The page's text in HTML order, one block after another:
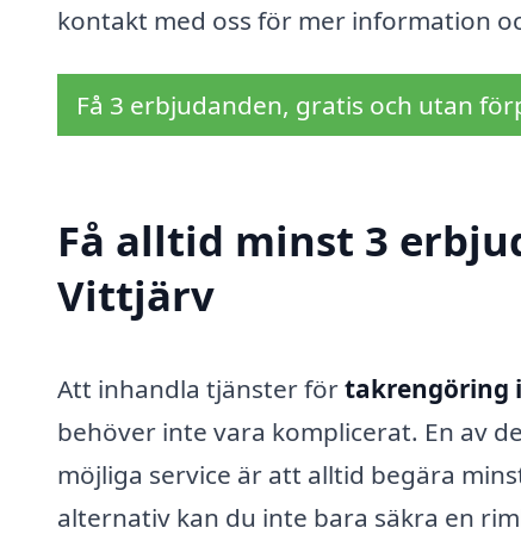
kontakt med oss för mer information
Få 3 erbjudanden, gratis och utan
Få alltid minst 3
Vittjärv
Att inhandla tjänster förtakrengöring
behöver inte vara komplicerat. En av
möjliga service är att alltid begära
alternativ kan du inte bara säkra en